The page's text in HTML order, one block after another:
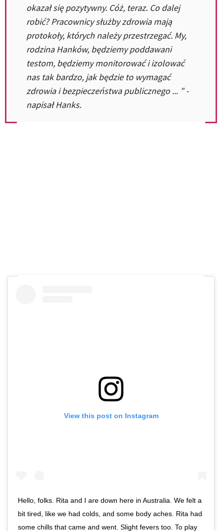
okazał się pozytywny. Cóż, teraz. Co dalej
robić? Pracownicy służby zdrowia mają
protokoły, których należy przestrzegać. My,
rodzina Hanków, będziemy poddawani
testom, będziemy monitorować i izolować
nas tak bardzo, jak będzie to wymagać
zdrowia i bezpieczeństwa publicznego ... ” -
napisał Hanks.
View this post on Instagram
Hello, folks. Rita and I are down here in Australia. We felt a
bit tired, like we had colds, and some body aches. Rita had
some chills that came and went. Slight fevers too. To play